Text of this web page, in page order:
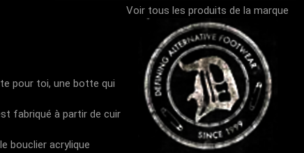
Voir tous les produits de la marque
pour toi, une botte qui
fabriqué à partir de cuir
bouclier acrylique